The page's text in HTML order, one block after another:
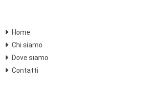
Home
Chi siamo
Dove siamo
Contatti